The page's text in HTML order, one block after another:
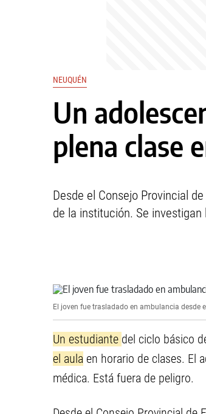
NEUQUÉN
Un
plena clase
Desde el Consejo Provincial
de la institución. Se investigan
El joven fue trasladado en ambulancia desde
Un estudiante del ciclo básico
el aula en horario de clases. El
médica. Está fuera de peligro.